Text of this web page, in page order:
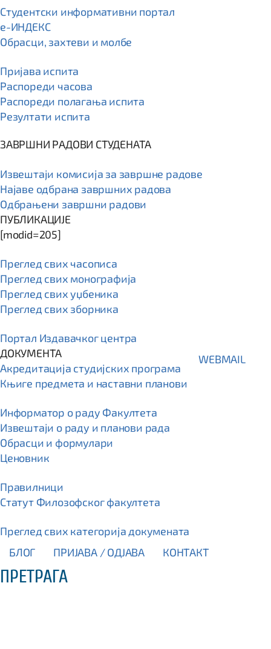
Студентски информативни портал
e-ИНДЕКС
Обрасци, захтеви и молбе
Пријава испита
Распореди часова
Распореди полагања испита
Резултати испита
ЗАВРШНИ РАДОВИ СТУДЕНАТА
Извештаји комисија за завршне радове
Најаве одбрана завршних радова
Одбрањени завршни радови
ПУБЛИКАЦИЈЕ
[modid=205]
Преглед свих часописа
Преглед свих монографија
Преглед свих уџбеника
Преглед свих зборника
Портал Издавачког центра
ДОКУМЕНТА
Акредитација студијских програма
Књиге предмета и наставни планови
Информатор о раду Факултета
Извештаји о раду и планови рада
Обрасци и формулари
Ценовник
Правилници
Статут Филозофског факултета
Преглед свих категорија докумената
WEBMAIL
БЛОГ ПРИЈАВА / OДЈАВА КОНТАКТ
ПРЕТРАГА